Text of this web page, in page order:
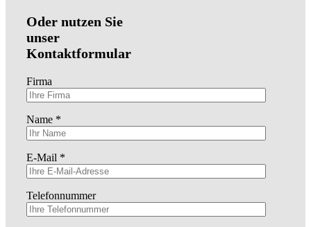
Oder nutzen Sie
unser
Kontaktformular
Firma
Name *
E-Mail *
Telefonnummer